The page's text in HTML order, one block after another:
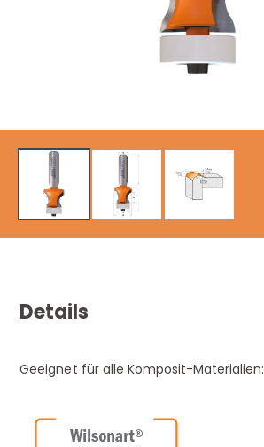
Details
Geeignet für alle Komposit-Materialien: